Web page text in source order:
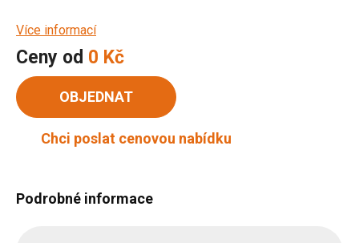
Více informací
Ceny od 0 Kč
OBJEDNAT
Chci poslat cenovou nabídku
Podrobné informace